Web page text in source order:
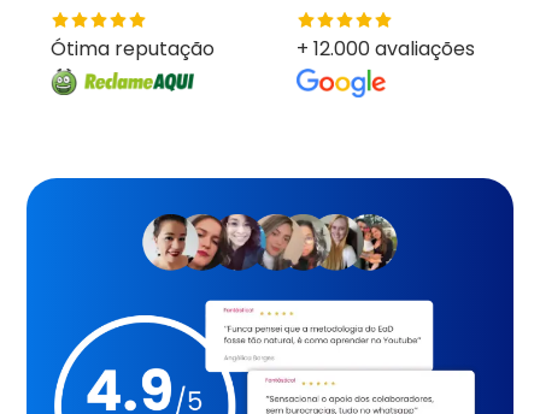
Ótima reputação + 12.000 avaliações